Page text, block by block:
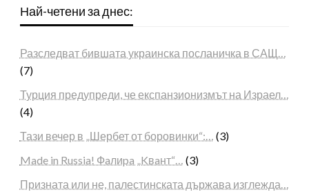
Най-четени за днес:
Разследват бившата украинска посланичка в САЩ…
(7)
Турция предупреди, че експанзионизмът на Израел…
(4)
Тази вечер в „Шербет от боровинки“:… (3)
Made in Russia! Фaлиpa „Kвaнт“… (3)
Призната или не, палестинската държава изглежда…